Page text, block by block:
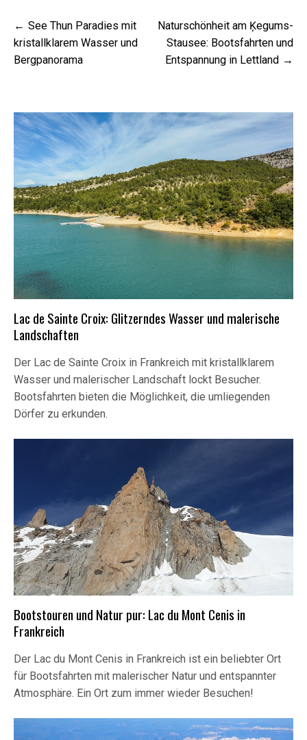
Beitrags-
Navigation
See Thun Paradies mit
kristallklarem Wasser und
Bergpanorama
Naturschönheit am Ķegums-
Stausee: Bootsfahrten und
Entspannung in Lettland
Lac de Sainte Croix: Glitzerndes Wasser und malerische
Landschaften
Der Lac de Sainte Croix in Frankreich mit kristallklarem
Wasser und malerischer Landschaft lockt Besucher.
Bootsfahrten bieten die Möglichkeit, die umliegenden
Dörfer zu erkunden.
Bootstouren und Natur pur: Lac du Mont Cenis in
Frankreich
Der Lac du Mont Cenis in Frankreich ist ein beliebter Ort
für Bootsfahrten mit malerischer Natur und entspannter
Atmosphäre. Ein Ort zum immer wieder Besuchen!